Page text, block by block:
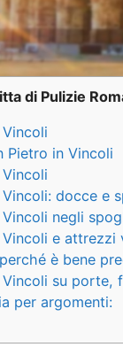
di Pulizie
Pietro in Vincoli
docce e
Vincoli negli
e
è bene
su porte,
per argomenti: